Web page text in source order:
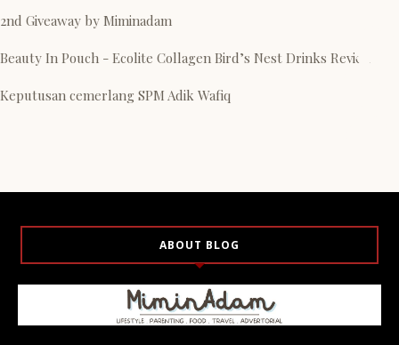
2nd Giveaway by Miminadam
Beauty In Pouch - Ecolite Collagen Bird’s Nest Drinks Review
Keputusan cemerlang SPM Adik Wafiq
ABOUT BLOG